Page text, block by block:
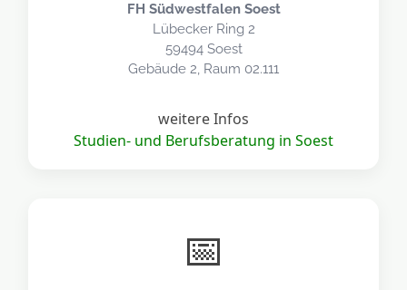
FH Südwestfalen Soest
Lübecker Ring 2
59494 Soest
Gebäude 2, Raum 02.111
weitere Infos
Studien- und Berufsberatung in Soest
📅